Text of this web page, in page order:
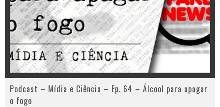
Podcast – Mídia e Ciência – Ep. 64 – Álcool para apagar
o fogo